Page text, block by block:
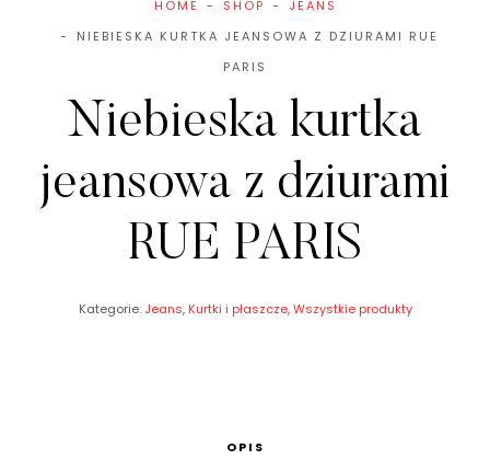
HOME SHOP
JEANS
NIEBIESKA KURTKA JEANSOWA Z DZIURAMI RUE
PARIS
Niebieska kurtka
jeansowa z dziurami
RUE PARIS
Kategorie: Jeans, Kurtki i płaszcze,Wszystkie produkty
OPIS